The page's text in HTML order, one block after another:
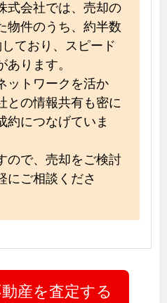
式会社では、売却の
物件のうち、約半数
ており、スピード
ります。
ットワークを活か
との情報共有も密に
約につなげていま
ので、売却をご検討
にご相談くださ